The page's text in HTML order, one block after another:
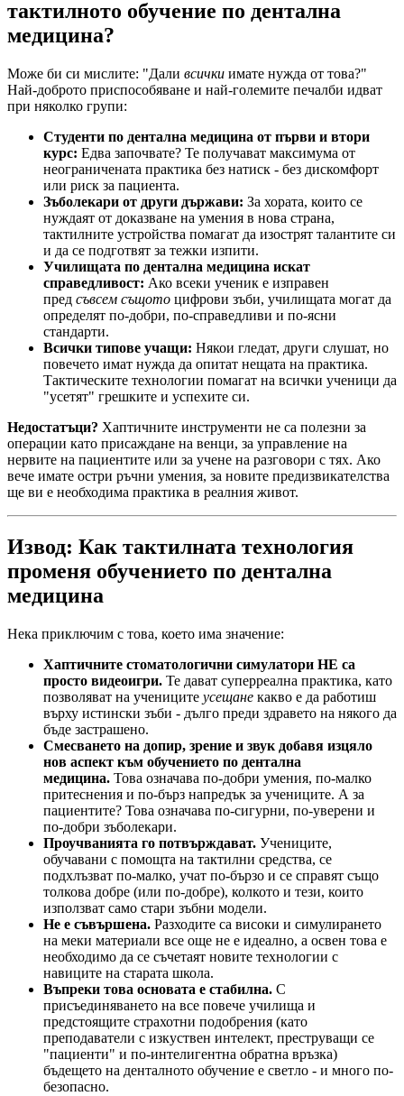
тактилното обучение по дентална
медицина?
Може би си мислите: "Дали всички имате нужда от това?"
Най-доброто приспособяване и най-големите печалби идват
при няколко групи:
Студенти по дентална медицина от първи и втори
курс: Едва започвате? Те получават максимума от
неограничената практика без натиск - без дискомфорт
или риск за пациента.
Зъболекари от други държави: За хората, които се
нуждаят от доказване на умения в нова страна,
тактилните устройства помагат да изострят талантите си
и да се подготвят за тежки изпити.
Училищата по дентална медицина искат
справедливост: Ако всеки ученик е изправен
пред съвсем същото цифрови зъби, училищата могат да
определят по-добри, по-справедливи и по-ясни
стандарти.
Всички типове учащи: Някои гледат, други слушат, но
повечето имат нужда да опитат нещата на практика.
Тактическите технологии помагат на всички ученици да
"усетят" грешките и успехите си.
Недостатъци? Хаптичните инструменти не са полезни за
операции като присаждане на венци, за управление на
нервите на пациентите или за учене на разговори с тях. Ако
вече имате остри ръчни умения, за новите предизвикателства
ще ви е необходима практика в реалния живот.
Извод: Как тактилната технология
променя обучението по дентална
медицина
Нека приключим с това, което има значение:
Хаптичните стоматологични симулатори НЕ са
просто видеоигри. Те дават суперреална практика, като
позволяват на учениците усещане какво е да работиш
върху истински зъби - дълго преди здравето на някого да
бъде застрашено.
Смесването на допир, зрение и звук добавя изцяло
нов аспект към обучението по дентална
медицина. Това означава по-добри умения, по-малко
притеснения и по-бърз напредък за учениците. А за
пациентите? Това означава по-сигурни, по-уверени и
по-добри зъболекари.
Проучванията го потвърждават. Учениците,
обучавани с помощта на тактилни средства, се
подхлъзват по-малко, учат по-бързо и се справят също
толкова добре (или по-добре), колкото и тези, които
използват само стари зъбни модели.
Не е съвършена. Разходите са високи и симулирането
на меки материали все още не е идеално, а освен това е
необходимо да се съчетаят новите технологии с
навиците на старата школа.
Въпреки това основата е стабилна. С
присъединяването на все повече училища и
предстоящите страхотни подобрения (като
преподаватели с изкуствен интелект, преструващи се
"пациенти" и по-интелигентна обратна връзка)
бъдещето на денталното обучение е светло - и много по-
безопасно.